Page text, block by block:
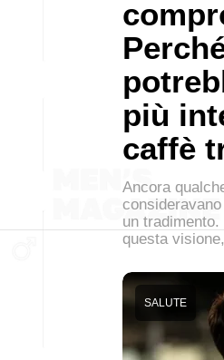
più
caffè
Ancora
un
questa
SALUTE